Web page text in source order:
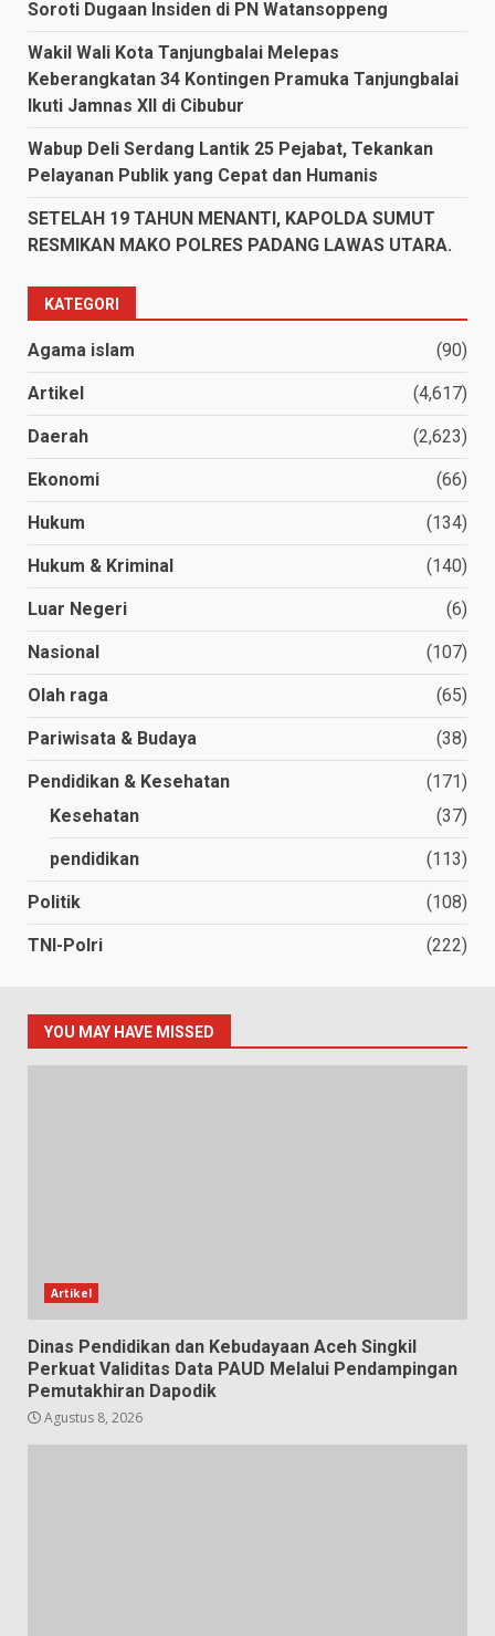
Soroti Dugaan Insiden di PN Watansoppeng
Wakil Wali Kota Tanjungbalai Melepas
Keberangkatan 34 Kontingen Pramuka Tanjungbalai
Ikuti Jamnas XII di Cibubur
Wabup Deli Serdang Lantik 25 Pejabat, Tekankan
Pelayanan Publik yang Cepat dan Humanis
SETELAH 19 TAHUN MENANTI, KAPOLDA SUMUT
RESMIKAN MAKO POLRES PADANG LAWAS UTARA.
KATEGORI
Agama islam (90)
Artikel (4,617)
Daerah (2,623)
Ekonomi (66)
Hukum (134)
Hukum & Kriminal (140)
Luar Negeri (6)
Nasional (107)
Olah raga (65)
Pariwisata & Budaya (38)
Pendidikan & Kesehatan
(171)
Kesehatan
(37)
pendidikan (113)
Politik (108)
TNI-Polri (222)
YOU MAY HAVE MISSED
Artikel
Dinas Pendidikan dan Kebudayaan Aceh Singkil
Perkuat Validitas Data PAUD Melalui Pendampingan
Pemutakhiran Dapodik
Agustus 8, 2026